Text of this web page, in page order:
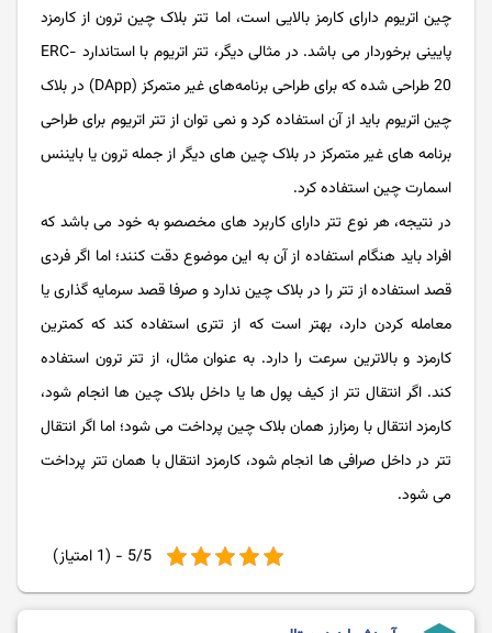
چین اتریوم دارای کارمز بالایی است، اما تتر بلاک چین ترون از کارمزد
پایینی برخوردار می باشد. در مثالی دیگر، تتر اتریوم با استاندارد ERC-
20 طراحی شده که برای طراحی برنامه‌های غیر متمرکز (DApp) در بلاک
چین اتریوم باید از آن استفاده کرد و نمی توان از تتر اتریوم برای طراحی
برنامه های غیر متمرکز در بلاک چین های دیگر از جمله ترون یا بایننس
اسمارت چین استفاده کرد.
در نتیجه، هر نوع تتر دارای کاربرد های مخصصو به خود می باشد که
افراد باید هنگام استفاده از آن به این موضوع دقت کنند؛ اما اگر فردی
قصد استفاده از تتر را در بلاک چین ندارد و صرفا قصد سرمایه گذاری یا
معامله کردن دارد، بهتر است که از تتری استفاده کند که کمترین
کارمزد و بالاترین سرعت را دارد. به عنوان مثال، از تتر ترون استفاده
کند. اگر انتقال تتر از کیف پول ها یا داخل بلاک چین ها انجام شود،
کارمزد انتقال با رمزارز همان بلاک چین پرداخت می شود؛ اما اگر انتقال
تتر در داخل صرافی ها انجام شود، کارمزد انتقال با همان تتر پرداخت
می شود.
5/5 - (1 امتیاز)